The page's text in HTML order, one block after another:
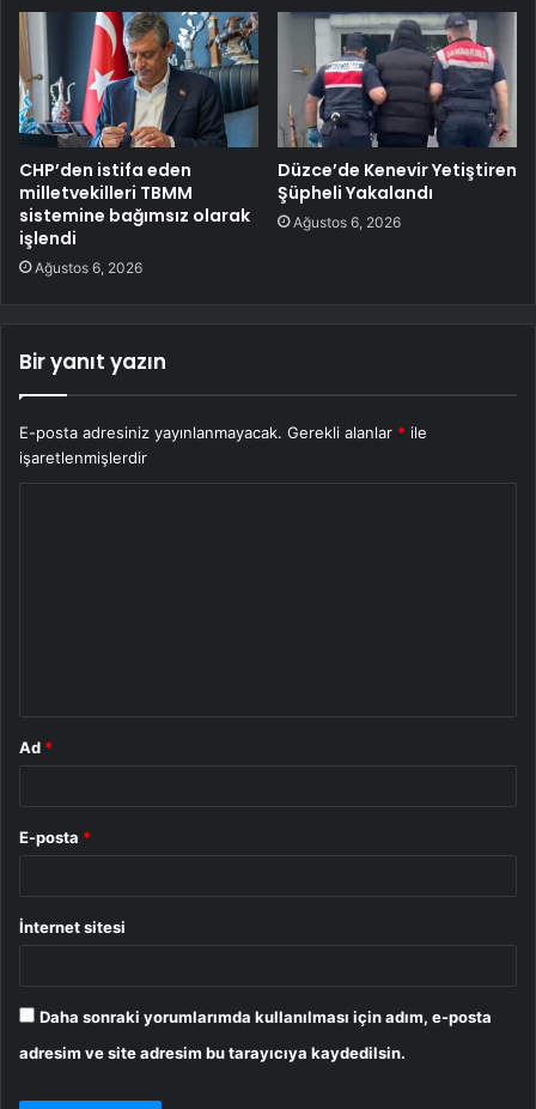
CHP’den istifa eden
milletvekilleri TBMM
sistemine bağımsız olarak
işlendi
Ağustos 6, 2026
Düzce’de Kenevir Yetiştiren
Şüpheli Yakalandı
Ağustos 6, 2026
Bir yanıt yazın
E-posta adresiniz yayınlanmayacak. Gerekli alanlar * ile
işaretlenmişlerdir
Ad *
E-posta *
İnternet sitesi
Daha sonraki yorumlarımda kullanılması için adım, e-posta
adresim ve site adresim bu tarayıcıya kaydedilsin.